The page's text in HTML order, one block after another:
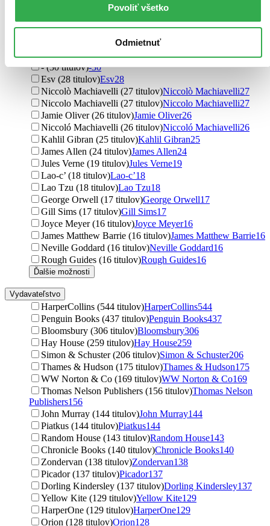
Povoliť všetko
Odmietnuť
Dale Carnegie (39 titulov)Dale Carnegie
Mark Twain (38 titulov)Mark Twain38
Harvard Business Review (32 titulov)
Review32
- (30 titulov)-30
Esv (28 titulov)Esv28
Niccolò Machiavelli (27 titulov)Niccolò Machiavelli27
Niccolo Machiavelli (27 titulov)Niccolo Machiavelli27
Jamie Oliver (26 titulov)Jamie Oliver26
Niccoló Machiavelli (26 titulov)Niccoló Machiavelli26
Kahlil Gibran (25 titulov)Kahlil Gibran25
James Allen (24 titulov)James Allen24
Jules Verne (19 titulov)Jules Verne19
Lao-c’ (18 titulov)Lao-c’18
Lao Tzu (18 titulov)Lao Tzu18
George Orwell (17 titulov)George Orwell17
Gill Sims (17 titulov)Gill Sims17
Joyce Meyer (16 titulov)Joyce Meyer16
James Matthew Barrie (16 titulov)James Matthew Barrie16
Neville Goddard (16 titulov)Neville Goddard16
Rough Guides (16 titulov)Rough Guides16
Ďalšie možnosti
Vydavateľstvo
HarperCollins (544 titulov)HarperCollins544
Penguin Books (437 titulov)Penguin Books437
Bloomsbury (306 titulov)Bloomsbury306
Hay House (259 titulov)Hay House259
Simon & Schuster (206 titulov)Simon & Schuster206
Thames & Hudson (175 titulov)Thames & Hudson175
WW Norton & Co (169 titulov)WW Norton & Co169
Thomas Nelson Publishers (156 titulov)Thomas Nelson
Publishers156
John Murray (144 titulov)John Murray144
Piatkus (144 titulov)Piatkus144
Random House (143 titulov)Random House143
Chronicle Books (140 titulov)Chronicle Books140
Zondervan (138 titulov)Zondervan138
Picador (137 titulov)Picador137
Dorling Kindersley (137 titulov)Dorling Kindersley137
Yellow Kite (129 titulov)Yellow Kite129
HarperOne (129 titulov)HarperOne129
Orion (128 titulov)Orion128